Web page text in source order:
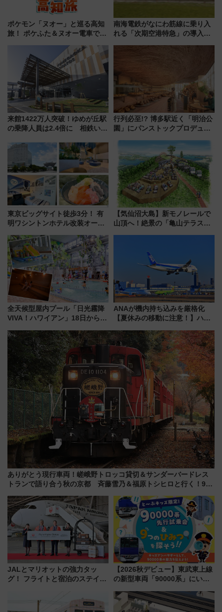
ポケモン「ヌオー」と巡る高知
旅！ ポケふた＆ヌオー電車で楽
路の絶景と絶品グルメを満喫！
（7月18日スタート）
南海電鉄がなにわ筋線に乗り入
れる「次期空港特急」の導入を
来館1422万人突破！ゆめが丘駅
の乗降人員は2.4倍に 相鉄いず
年祭にそうにゃん＆DB.スター
マンが登場
行列必至!? 博多駅近く「明治公
園」にパンストックプロデュー
オープン 秋からはビストロ営業
も！
東京ビッグサイト徒歩3分！ 有
明ワシントンホテル改装オープ
客室」や海鮮丼が人気の朝食ビ
ュッフェを現地レポ
【気仙沼大島】新モノレールで
山頂へ！絶景の「亀山テラス
全天候型屋内プール「日光霧降
VIVA！ハワイアン」18日から営
ァミリーから大人まで幅広い世
代が一日中楽しる夏のリゾート
を楽しんで
ANAが機内持ち込みを厳格化
【夏休みの移動に注意！】ハン
「身の回り品」新サイズ制限
(40×30×20cm)おさらい
ありがとう現行車両！嵯峨野トロッコ貸切＆サンダーバードレス
トランで語り合う秋の京都 斉藤雪乃＆福原トシヒロと行く！9月
JALとマリオットの強力タッ
グ！ フライトと宿泊のステイタ
上級会員資格を効率よく獲得す
【2026秋デビュー】東武東上線
の新型車両「90000系」にいち
向け先行試乗会でキッズアンバ
サダーになろう